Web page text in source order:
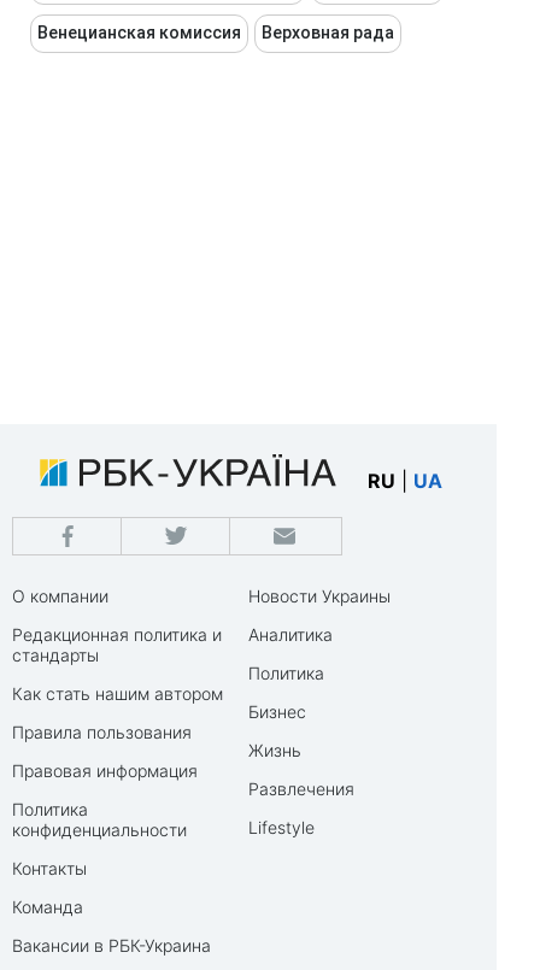
Венецианская комиссия Верховная рада
RU UA
О компании
Редакционная политика и
стандарты
Как стать нашим автором
Правила пользования
Правовая информация
Политика
конфиденциальности
Контакты
Команда
Вакансии в РБК-Украина
Новости Украины
Аналитика
Политика
Бизнес
Жизнь
Развлечения
Lifestyle